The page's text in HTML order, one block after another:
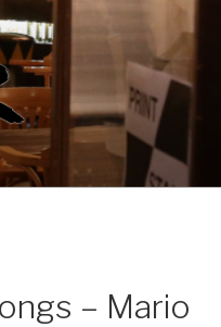
– Mario